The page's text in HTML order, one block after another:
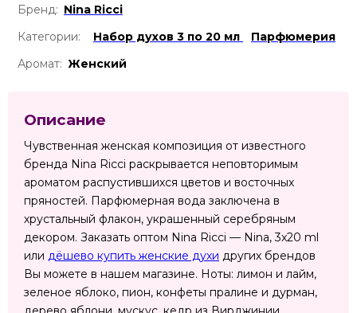
Бренд: Nina Ricci
Категории:
Набор духов 3 по 20 мл
Парфюмерия
Аромат: Женский
Описание
Чувственная женская композиция от известного
бренда Nina Ricci раскрывается неповторимым
ароматом распустившихся цветов и восточных
пряностей. Парфюмерная вода заключена в
хрустальный флакон, украшенный серебряным
декором. Заказать оптом Nina Ricci — Nina, 3x20 ml
или дёшево купить женские духи других брендов
Вы можете в нашем магазине. Ноты: лимон и лайм,
зеленое яблоко, пион, конфеты пралине и дурман,